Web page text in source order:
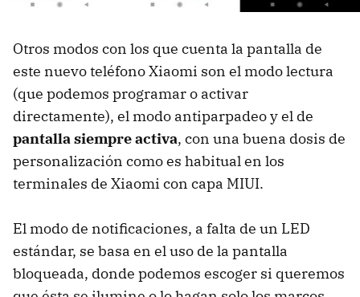
Otros modos con los que cuenta la pantalla de
este nuevo teléfono Xiaomi son el modo lectura
(que podemos programar o activar
directamente), el modo antiparpadeo y el de
pantalla siempre activa, con una buena dosis de
personalización como es habitual en los
terminales de Xiaomi con capa MIUI.
El modo de notificaciones, a falta de un LED
estándar, se basa en el uso de la pantalla
bloqueada, donde podemos escoger si queremos